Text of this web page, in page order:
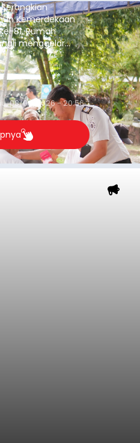
Serangkian
Kemerdekaan
81, Rumah
menggelar
gratis, Rabu
08/06/2026 - 20:56